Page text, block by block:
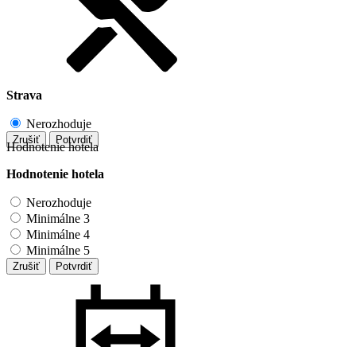
Strava
Nerozhoduje
Zrušiť Potvrdiť
Hodnotenie hotela
Hodnotenie hotela
Nerozhoduje
Minimálne 3
Minimálne 4
Minimálne 5
Zrušiť Potvrdiť